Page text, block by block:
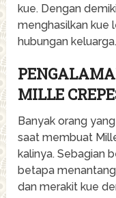
kue. Dengan
menghasilkan kue
hubungan keluarga.
MILLE
Banyak orang
saat membuat
kalinya. Sebagian
betapa
dan merakit kue